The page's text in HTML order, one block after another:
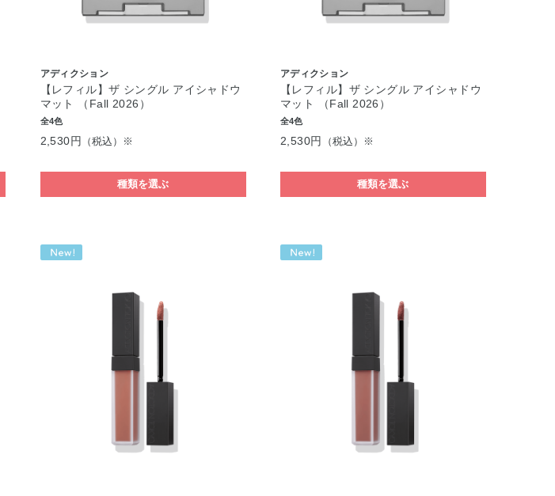
アディクション
【レフィル】ザ シングル アイシャドウ
マット （Fall 2026）
全4色
2,530円 （税込）※
種類を選ぶ
アディクション
【レフィル】ザ シングル アイシャドウ
マット （Fall 2026）
全4色
2,530円 （税込）※
種類を選ぶ